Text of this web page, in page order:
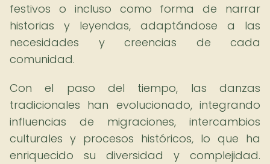
festivos o incluso como forma de narrar
historias y leyendas, adaptándose a las
necesidades y creencias de cada
comunidad.
Con el paso del tiempo, las danzas
tradicionales han evolucionado, integrando
influencias de migraciones, intercambios
culturales y procesos históricos, lo que ha
enriquecido su diversidad y complejidad.